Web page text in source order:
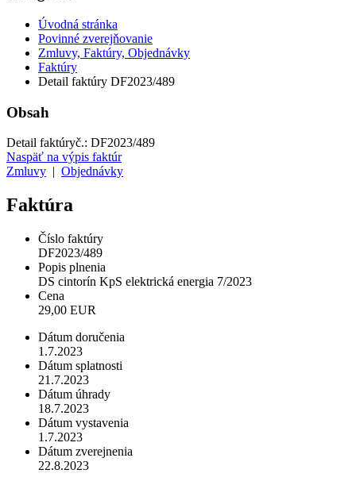
Úvodná stránka
Povinné zverejňovanie
Zmluvy, Faktúry, Objednávky
Faktúry
Detail faktúry DF2023/489
Obsah
Detail faktúryč.: DF2023/489
Naspäť na výpis faktúr
Zmluvy
Objednávky
Faktúra
Číslo faktúry
DF2023/489
Popis plnenia
DS cintorín KpS elektrická energia 7/2023
Cena
29,00 EUR
Dátum doručenia
1.7.2023
Dátum splatnosti
21.7.2023
Dátum úhrady
18.7.2023
Dátum vystavenia
1.7.2023
Dátum zverejnenia
22.8.2023